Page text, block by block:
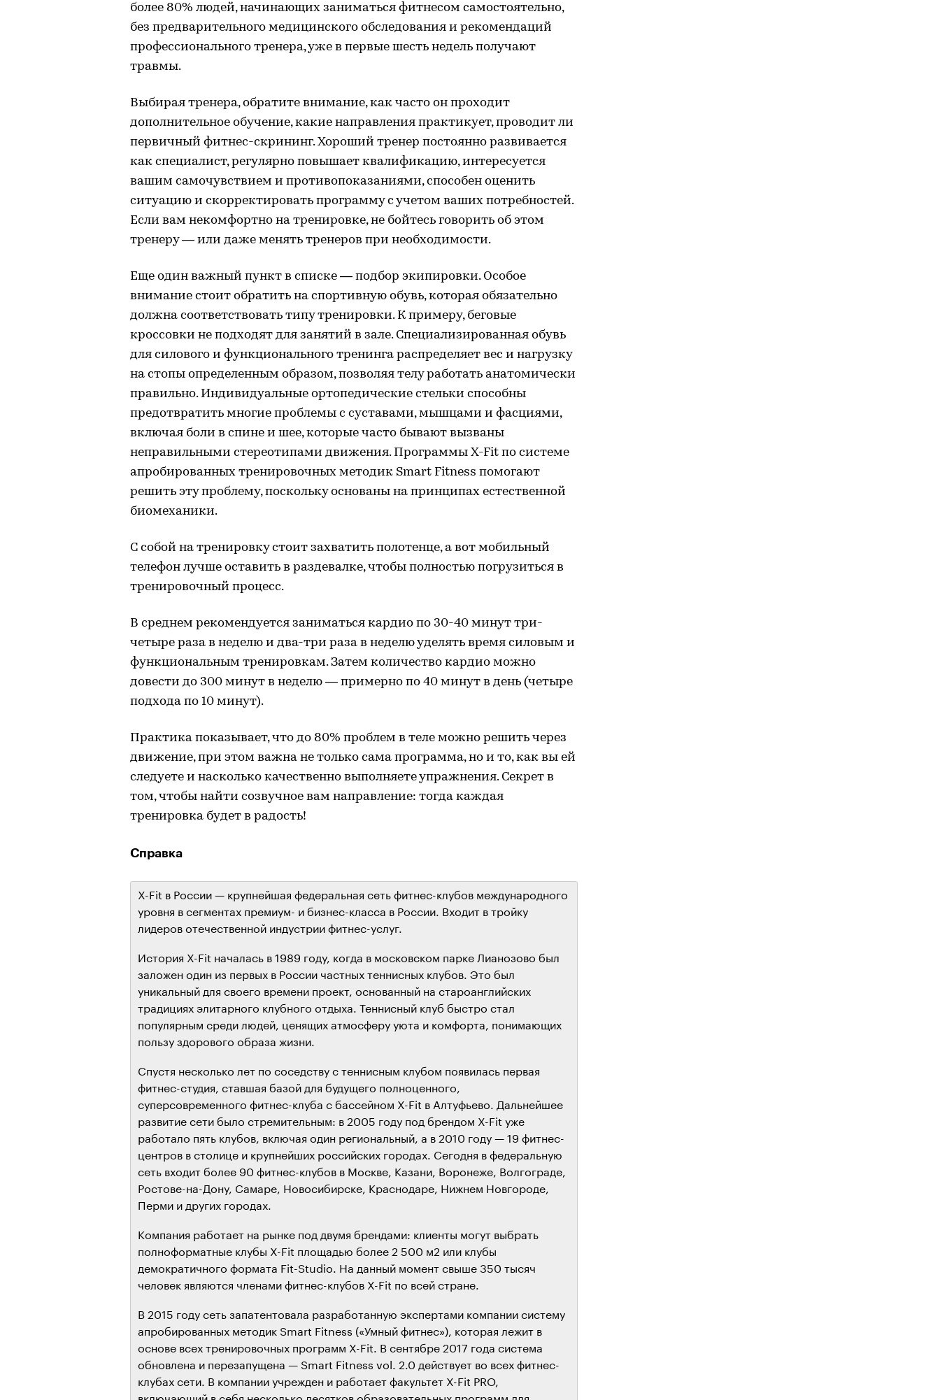
более 80% людей, начинающих заниматься фитнесом самостоятельно,
без предварительного медицинского обследования и рекомендаций
профессионального тренера, уже в первые шесть недель получают
травмы.
Выбирая тренера, обратите внимание, как часто он проходит
дополнительное обучение, какие направления практикует, проводит ли
первичный фитнес-скрининг. Хороший тренер постоянно развивается
как специалист, регулярно повышает квалификацию, интересуется
вашим самочувствием и противопоказаниями, способен оценить
ситуацию и скорректировать программу с учетом ваших потребностей.
Если вам некомфортно на тренировке, не бойтесь говорить об этом
тренеру — или даже менять тренеров при необходимости.
Еще один важный пункт в списке — подбор экипировки. Особое
внимание стоит обратить на спортивную обувь, которая обязательно
должна соответствовать типу тренировки. К примеру, беговые
кроссовки не подходят для занятий в зале. Специализированная обувь
для силового и функционального тренинга распределяет вес и нагрузку
на стопы определенным образом, позволяя телу работать анатомически
правильно. Индивидуальные ортопедические стельки способны
предотвратить многие проблемы с суставами, мышцами и фасциями,
включая боли в спине и шее, которые часто бывают вызваны
неправильными стереотипами движения. Программы X-Fit по системе
апробированных тренировочных методик Smart Fitness помогают
решить эту проблему, поскольку основаны на принципах естественной
биомеханики.
С собой на тренировку стоит захватить полотенце, а вот мобильный
телефон лучше оставить в раздевалке, чтобы полностью погрузиться в
тренировочный процесс.
В среднем рекомендуется заниматься кардио по 30-40 минут три-
четыре раза в неделю и два-три раза в неделю уделять время силовым и
функциональным тренировкам. Затем количество кардио можно
довести до 300 минут в неделю — примерно по 40 минут в день (четыре
подхода по 10 минут).
Практика показывает, что до 80% проблем в теле можно решить через
движение, при этом важна не только сама программа, но и то, как вы ей
следуете и насколько качественно выполняете упражнения. Секрет в
том, чтобы найти созвучное вам направление: тогда каждая
тренировка будет в радость!
Справка
X-Fit в России — крупнейшая федеральная сеть фитнес-клубов международного
уровня в сегментах премиум- и бизнес-класса в России. Входит в тройку
лидеров отечественной индустрии фитнес-услуг.
История X-Fit началась в 1989 году, когда в московском парке Лианозово был
заложен один из первых в России частных теннисных клубов. Это был
уникальный для своего времени проект, основанный на староанглийских
традициях элитарного клубного отдыха. Теннисный клуб быстро стал
популярным среди людей, ценящих атмосферу уюта и комфорта, понимающих
пользу здорового образа жизни.
Спустя несколько лет по соседству с теннисным клубом появилась первая
фитнес-студия, ставшая базой для будущего полноценного,
суперсовременного фитнес-клуба с бассейном X-Fit в Алтуфьево. Дальнейшее
развитие сети было стремительным: в 2005 году под брендом X-Fit уже
работало пять клубов, включая один региональный, а в 2010 году — 19 фитнес-
центров в столице и крупнейших российских городах. Сегодня в федеральную
сеть входит более 90 фитнес-клубов в Москве, Казани, Воронеже, Волгограде,
Ростове-на-Дону, Самаре, Новосибирске, Краснодаре, Нижнем Новгороде,
Перми и других городах.
Компания работает на рынке под двумя брендами: клиенты могут выбрать
полноформатные клубы X-Fit площадью более 2 500 м2 или клубы
демократичного формата Fit-Studio. На данный момент свыше 350 тысяч
человек являются членами фитнес-клубов X-Fit по всей стране.
В 2015 году сеть запатентовала разработанную экспертами компании систему
апробированных методик Smart Fitness («Умный фитнес»), которая лежит в
основе всех тренировочных программ X-Fit. В сентябре 2017 года система
обновлена и перезапущена — Smart Fitness vol. 2.0 действует во всех фитнес-
клубах сети. В компании учрежден и работает факультет X-Fit PRO,